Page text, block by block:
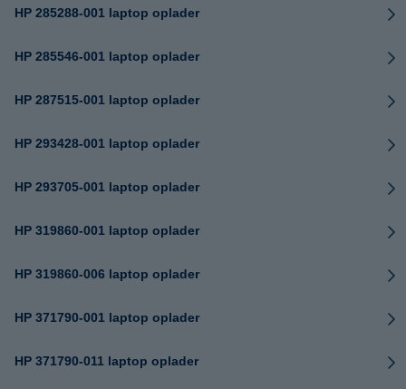
HP 285288-001 laptop oplader
HP 285546-001 laptop oplader
HP 287515-001 laptop oplader
HP 293428-001 laptop oplader
HP 293705-001 laptop oplader
HP 319860-001 laptop oplader
HP 319860-006 laptop oplader
HP 371790-001 laptop oplader
HP 371790-011 laptop oplader